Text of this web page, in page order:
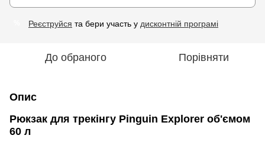
Реєструйся та бери участь у дисконтній програмі
До обраного Порівняти
Опис
Рюкзак для трекінгу Pinguin Explorer об'ємом
60 л